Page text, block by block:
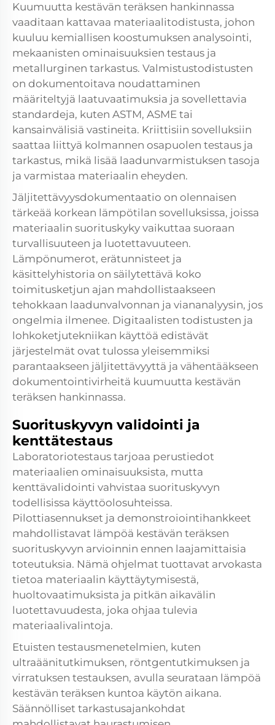
Kuumuutta kestävän teräksen hankinnassa
vaaditaan kattavaa materiaalitodistusta, johon
kuuluu kemiallisen koostumuksen analysointi,
mekaanisten ominaisuuksien testaus ja
metallurginen tarkastus. Valmistustodistusten
on dokumentoitava noudattaminen
määriteltyjä laatuvaatimuksia ja sovellettavia
standardeja, kuten ASTM, ASME tai
kansainvälisiä vastineita. Kriittisiin sovelluksiin
saattaa liittyä kolmannen osapuolen testaus ja
tarkastus, mikä lisää laadunvarmistuksen tasoja
ja varmistaa materiaalin eheyden.
Jäljitettävyysdokumentaatio on olennaisen
tärkeää korkean lämpötilan sovelluksissa, joissa
materiaalin suorituskyky vaikuttaa suoraan
turvallisuuteen ja luotettavuuteen.
Lämpönumerot, erätunnisteet ja
käsittelyhistoria on säilytettävä koko
toimitusketjun ajan mahdollistaakseen
tehokkaan laadunvalvonnan ja viananalyysin, jos
ongelmia ilmenee. Digitaalisten todistusten ja
lohkoketjutekniikan käyttöä edistävät
järjestelmät ovat tulossa yleisemmiksi
parantaakseen jäljitettävyyttä ja vähentääkseen
dokumentointivirheitä kuumuutta kestävän
teräksen hankinnassa.
Suorituskyvyn validointi ja
kenttätestaus
Laboratoriotestaus tarjoaa perustiedot
materiaalien ominaisuuksista, mutta
kenttävalidointi vahvistaa suorituskyvyn
todellisissa käyttöolosuhteissa.
Pilottiasennukset ja demonstroiointihankkeet
mahdollistavat lämpöä kestävän teräksen
suorituskyvyn arvioinnin ennen laajamittaisia
toteutuksia. Nämä ohjelmat tuottavat arvokasta
tietoa materiaalin käyttäytymisestä,
huoltovaatimuksista ja pitkän aikavälin
luotettavuudesta, joka ohjaa tulevia
materiaalivalintoja.
Etuisten testausmenetelmien, kuten
ultraäänitutkimuksen, röntgentutkimuksen ja
virratuksen testauksen, avulla seurataan lämpöä
kestävän teräksen kuntoa käytön aikana.
Säännölliset tarkastusajankohdat